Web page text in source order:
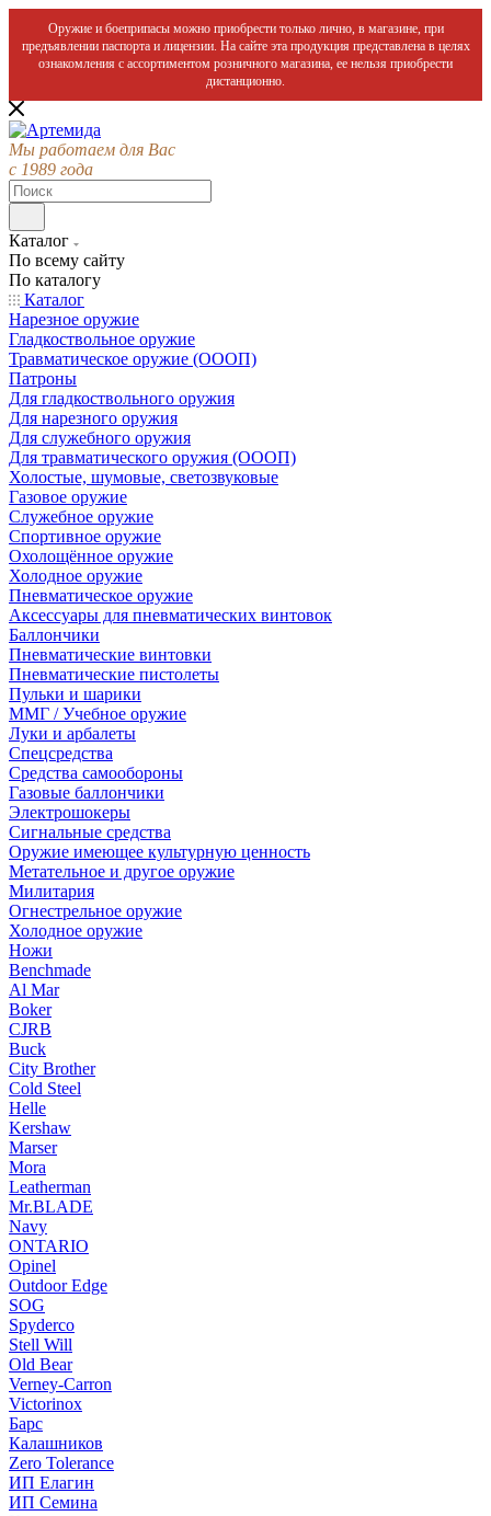
Оружие и боеприпасы можно приобрести только лично, в магазине, при
предъявлении паспорта и лицензии. На сайте эта продукция представлена в целях
ознакомления с ассортиментом розничного магазина, ее нельзя приобрести
дистанционно.
Мы работаем для Вас
с 1989 года
Каталог
По всему сайту
По каталогу
Каталог
Нарезное оружие
Гладкоствольное оружие
Травматическое оружие (ОООП)
Патроны
Для гладкоствольного оружия
Для нарезного оружия
Для служебного оружия
Для травматического оружия (ОООП)
Холостые, шумовые, светозвуковые
Газовое оружие
Служебное оружие
Спортивное оружие
Охолощённое оружие
Холодное оружие
Пневматическое оружие
Аксессуары для пневматических винтовок
Баллончики
Пневматические винтовки
Пневматические пистолеты
Пульки и шарики
ММГ / Учебное оружие
Луки и арбалеты
Спецсредства
Средства самообороны
Газовые баллончики
Электрошокеры
Сигнальные средства
Оружие имеющее культурную ценность
Метательное и другое оружие
Милитария
Огнестрельное оружие
Холодное оружие
Ножи
Benchmade
Al Mar
Boker
CJRB
Buck
City Brother
Cold Steel
Helle
Kershaw
Marser
Mora
Leatherman
Mr.BLADE
Navy
ONTARIO
Opinel
Outdoor Edge
SOG
Spyderco
Stell Will
Old Bear
Verney-Carron
Victorinox
Барс
Калашников
Zero Tolerance
ИП Елагин
ИП Семина